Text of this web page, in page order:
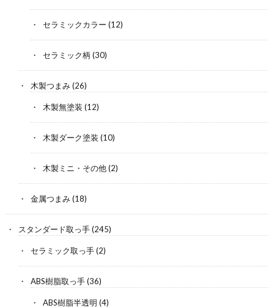
セラミックカラー (12)
セラミック柄 (30)
木製つまみ(26)
木製無塗装 (12)
木製ダーク塗装 (10)
木製ミニ・その他(2)
金属つまみ(18)
スタンダード取っ手(245)
セラミック取っ手(2)
ABS樹脂取っ手(36)
ABS樹脂半透明 (4)